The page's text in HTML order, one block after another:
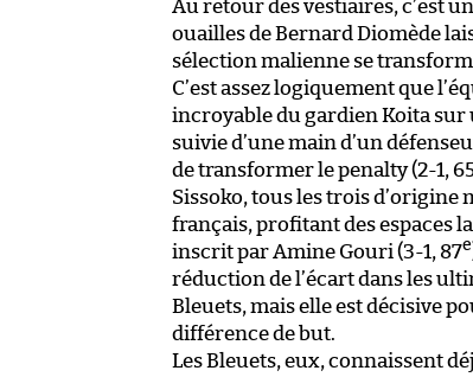
Au retour des vestiaires, c’est
ouailles de Bernard Diomède
sélection malienne se
C’est assez logiquement que
incroyable du gardien Koita sur
suivie d’une main d’un
de transformer le penalty (2-1,
Sissoko, tous les trois d’origine
français, profitant des espaces
inscrit par Amine Gouri (3-1, 87e
réduction de l’écart dans les
Bleuets, mais elle est décisive
différence de but.
Les Bleuets, eux, connaissent